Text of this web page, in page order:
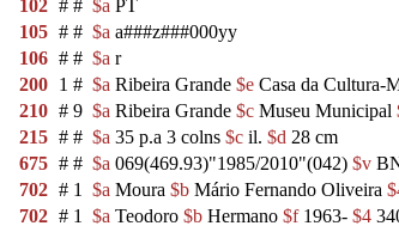
102 # # $a PT
105 # # $a a###z###000yy
106 # # $a r
200 1 # $a Ribeira Grande $e Casa da Cultura-
210 # 9 $a Ribeira Grande $c Museu Municipal
215 # # $a 35 p.a 3 colns $c il. $d 28 cm
675 # # $a 069(469.93)"1985/2010"(042) $v
702 # 1 $a Moura $b Mário Fernando Oliveira
702 # 1 $a Teodoro $b Hermano $f1963- $4